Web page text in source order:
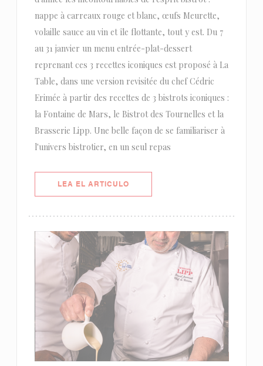
nappe à carreaux rouge et blanc, œufs Meurette,
volaille sauce au vin et île flottante, tout y est. Du 7
au 31 janvier un menu entrée-plat-dessert
reprenant ces 3 recettes iconiques est proposé à La
Table, dans une version revisitée du chef Cédric
Erimée à partir des recettes de 3 bistrots iconiques :
la Fontaine de Mars, le Bistrot des Tournelles et la
Brasserie Lipp. Une belle façon de se familiariser à
l'univers bistrotier, en un seul repas
LEA EL ARTICULO((ABRE EN UNA NUEVA